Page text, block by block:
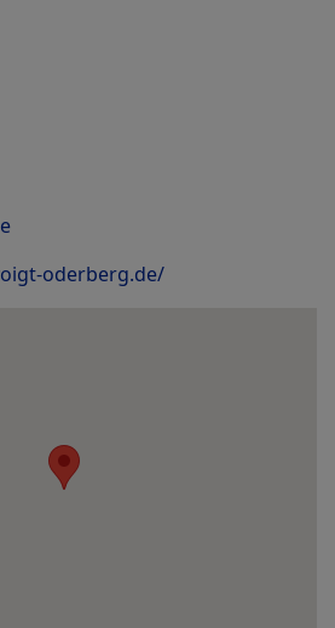
oderberg.de/